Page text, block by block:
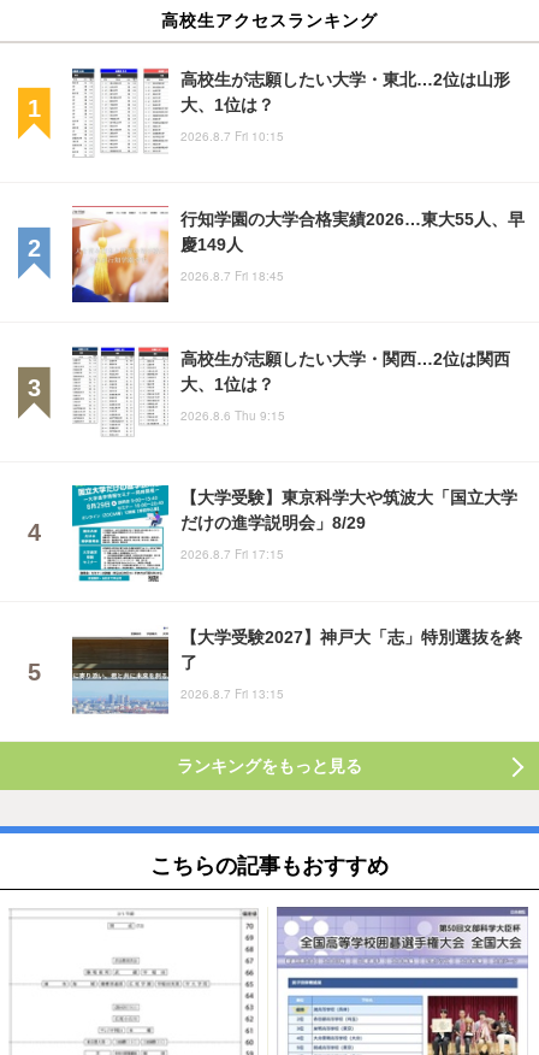
高校生アクセスランキング
高校生が志願したい大学・東北…2位は山形
大、1位は？
2026.8.7 Fri 10:15
行知学園の大学合格実績2026…東大55人、早
慶149人
2026.8.7 Fri 18:45
高校生が志願したい大学・関西…2位は関西
大、1位は？
2026.8.6 Thu 9:15
【大学受験】東京科学大や筑波大「国立大学
だけの進学説明会」8/29
2026.8.7 Fri 17:15
【大学受験2027】神戸大「志」特別選抜を終
了
2026.8.7 Fri 13:15
ランキングをもっと見る
こちらの記事もおすすめ